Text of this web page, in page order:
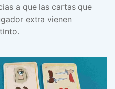
a que las cartas que
extra vienen